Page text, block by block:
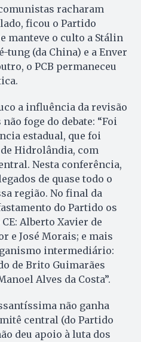
racharam
ficou o Partido
manteve o culto a Stálin
tung (da China) e a Enver
o PCB permaneceu
a influência da revisão
foge do debate: “Foi
estadual, que foi
Hidrolândia, com
Nesta conferência,
de quase todo o
região. No final da
do Partido os
Alberto Xavier de
e José Morais; e mais
intermediário:
de Brito Guimarães
Alves da Costa”.
não ganha
central (do Partido
deu apoio à luta dos